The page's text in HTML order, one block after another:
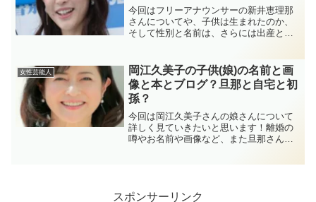
今回はフリーアナウンサーの新井恵理那
さんについてや、子供は生まれたのか、
そして性別と名前は、さらには出産と結
女性芸能人
岡江久美子の子供(娘)の名前と画
像と本とブログ？旦那と自宅と初
孫？
今回は岡江久美子さんの娘さんについて
詳しく見ていきたいと思います！離婚の
噂やお名前や画像など、また旦那さんの
スポンサーリンク